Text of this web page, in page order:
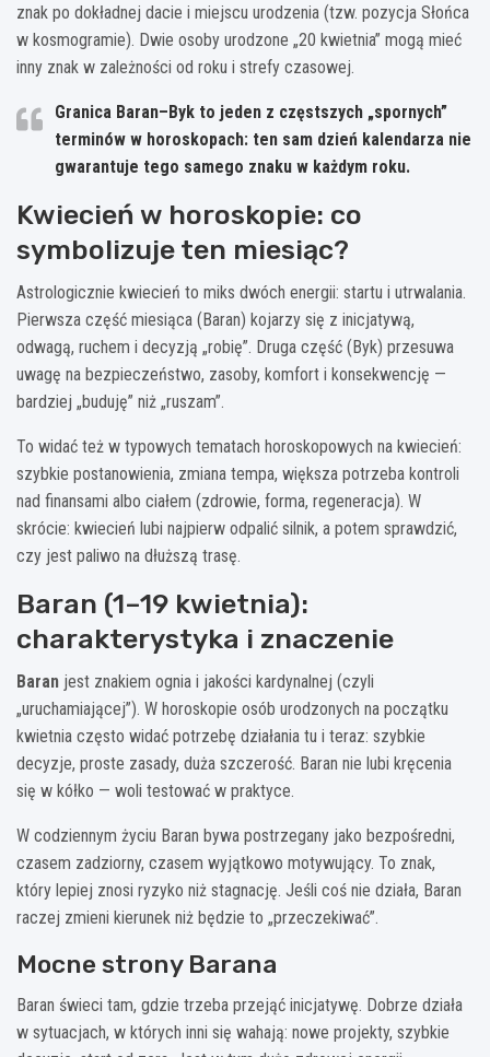
znak po dokładnej dacie i miejscu urodzenia (tzw. pozycja Słońca
w kosmogramie). Dwie osoby urodzone „20 kwietnia” mogą mieć
inny znak w zależności od roku i strefy czasowej.
Granica Baran–Byk to jeden z częstszych „spornych”
terminów w horoskopach: ten sam dzień kalendarza nie
gwarantuje tego samego znaku w każdym roku.
Kwiecień w horoskopie: co
symbolizuje ten miesiąc?
Astrologicznie kwiecień to miks dwóch energii: startu i utrwalania.
Pierwsza część miesiąca (Baran) kojarzy się z inicjatywą,
odwagą, ruchem i decyzją „robię”. Druga część (Byk) przesuwa
uwagę na bezpieczeństwo, zasoby, komfort i konsekwencję —
bardziej „buduję” niż „ruszam”.
To widać też w typowych tematach horoskopowych na kwiecień:
szybkie postanowienia, zmiana tempa, większa potrzeba kontroli
nad finansami albo ciałem (zdrowie, forma, regeneracja). W
skrócie: kwiecień lubi najpierw odpalić silnik, a potem sprawdzić,
czy jest paliwo na dłuższą trasę.
Baran (1–19 kwietnia):
charakterystyka i znaczenie
Baran jest znakiem ognia i jakości kardynalnej (czyli
„uruchamiającej”). W horoskopie osób urodzonych na początku
kwietnia często widać potrzebę działania tu i teraz: szybkie
decyzje, proste zasady, duża szczerość. Baran nie lubi kręcenia
się w kółko — woli testować w praktyce.
W codziennym życiu Baran bywa postrzegany jako bezpośredni,
czasem zadziorny, czasem wyjątkowo motywujący. To znak,
który lepiej znosi ryzyko niż stagnację. Jeśli coś nie działa, Baran
raczej zmieni kierunek niż będzie to „przeczekiwać”.
Mocne strony Barana
Baran świeci tam, gdzie trzeba przejąć inicjatywę. Dobrze działa
w sytuacjach, w których inni się wahają: nowe projekty, szybkie